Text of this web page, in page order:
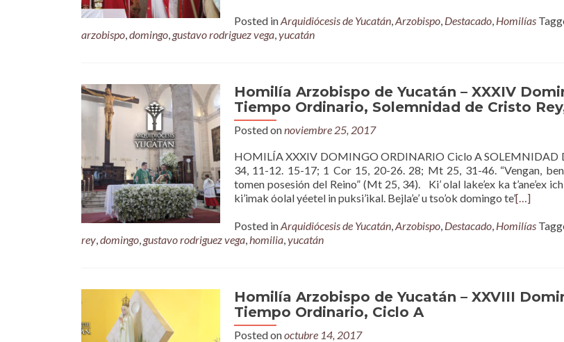
Posted inArquidiócesis de Yucatán,Arzobispo, Destacado, Homilías
arzobispo,domingo, gustavo rodriguez vega,yucatán
Homilía Arzobispo de Yucatán – XXXIV
Tiempo Ordinario, Solemnidad de Cristo
Posted onnoviembre 25, 2017
HOMILÍA XXXIV DOMINGO ORDINARIO Ciclo A SOLEMNIDAD
34, 11-12. 15-17; 1 Cor 15, 20-26. 28; Mt 25, 31-46. “Vengan,
tomen posesión del Reino” (Mt 25, 34). Ki’ olal lake’ex ka t’ane’ex
ki’imak óolal yéetel in puksi’ikal. Bejla’e’ u tso’ok domingo te’[…]
Posted inArquidiócesis de Yucatán,Arzobispo, Destacado, Homilías
rey,domingo, gustavo rodriguez vega,homilia,yucatán
Homilía Arzobispo de Yucatán – XXVIII
Tiempo Ordinario, Ciclo A
Posted onoctubre 14, 2017